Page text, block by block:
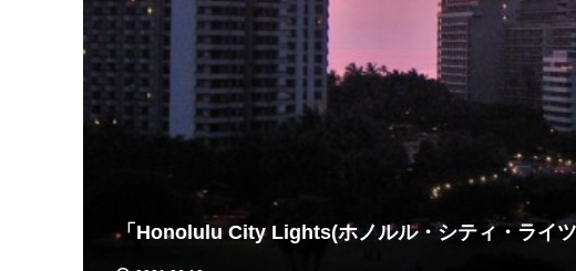
「Honolulu City Lights(ホノルル・シティ・ライ